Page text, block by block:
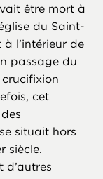
être mort à
du Saint-
l’intérieur de
passage du
cet
situait hors
siècle.